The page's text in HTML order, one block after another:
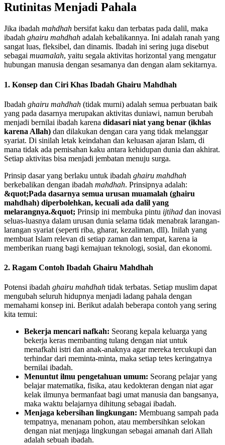
Rutinitas Menjadi Pahala
Jika ibadah mahdhah bersifat kaku dan terbatas pada dalil, maka
ibadah ghairu mahdhah adalah kebalikannya. Ini adalah ranah yang
sangat luas, fleksibel, dan dinamis. Ibadah ini sering juga disebut
sebagai muamalah, yaitu segala aktivitas horizontal yang mengatur
hubungan manusia dengan sesamanya dan dengan alam sekitarnya.
1. Konsep dan Ciri Khas Ibadah Ghairu Mahdhah
Ibadah ghairu mahdhah (tidak murni) adalah semua perbuatan baik
yang pada dasarnya merupakan aktivitas duniawi, namun berubah
menjadi bernilai ibadah karena didasari niat yang benar (ikhlas
karena Allah) dan dilakukan dengan cara yang tidak melanggar
syariat. Di sinilah letak keindahan dan keluasan ajaran Islam, di
mana tidak ada pemisahan kaku antara kehidupan dunia dan akhirat.
Setiap aktivitas bisa menjadi jembatan menuju surga.
Prinsip dasar yang berlaku untuk ibadah ghairu mahdhah
berkebalikan dengan ibadah mahdhah. Prinsipnya adalah:
&quot;Pada dasarnya semua urusan muamalah (ghairu
mahdhah) diperbolehkan, kecuali ada dalil yang
melarangnya.&quot; Prinsip ini membuka pintu ijtihad dan inovasi
seluas-luasnya dalam urusan dunia selama tidak menabrak larangan-
larangan syariat (seperti riba, gharar, kezaliman, dll). Inilah yang
membuat Islam relevan di setiap zaman dan tempat, karena ia
memberikan ruang bagi kemajuan teknologi, sosial, dan ekonomi.
2. Ragam Contoh Ibadah Ghairu Mahdhah
Potensi ibadah ghairu mahdhah tidak terbatas. Setiap muslim dapat
mengubah seluruh hidupnya menjadi ladang pahala dengan
memahami konsep ini. Berikut adalah beberapa contoh yang sering
kita temui:
Bekerja mencari nafkah: Seorang kepala keluarga yang
bekerja keras membanting tulang dengan niat untuk
menafkahi istri dan anak-anaknya agar mereka tercukupi dan
terhindar dari meminta-minta, maka setiap tetes keringatnya
bernilai ibadah.
Menuntut ilmu pengetahuan umum: Seorang pelajar yang
belajar matematika, fisika, atau kedokteran dengan niat agar
kelak ilmunya bermanfaat bagi umat manusia dan bangsanya,
maka waktu belajarnya dihitung sebagai ibadah.
Menjaga kebersihan lingkungan: Membuang sampah pada
tempatnya, menanam pohon, atau membersihkan selokan
dengan niat menjaga lingkungan sebagai amanah dari Allah
adalah sebuah ibadah.